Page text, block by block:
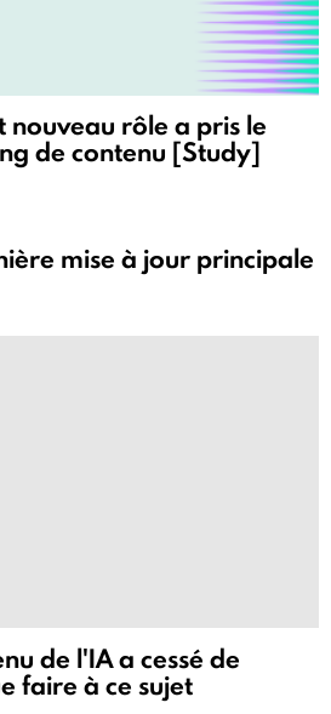
nouveau rôle a pris le
de contenu [Study]
mise à jour principale
de l'IA a cessé de
faire à ce sujet